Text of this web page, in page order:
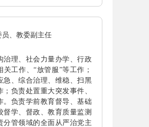
员、教委副主任
治理、社会力量办学、行政
工作、“放管服”等工作；
急、综合治理、维稳、扫黑
；负责处置重大突发事件、
。负责学前教育督导、基础
督学、督政、教育质量监测
分管领域的全面从严治党主